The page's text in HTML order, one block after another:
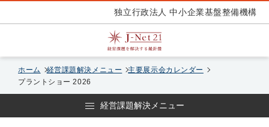
独立行政法人 中小企業基盤整備機構
ホーム 経営課題解決メニュー
主要展示会カレンダー
プラントショー 2026
経営課題解決メニュー